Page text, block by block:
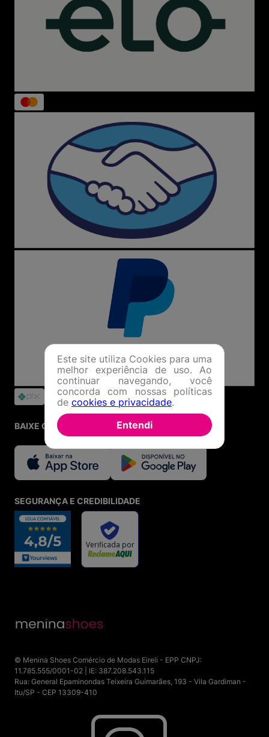
BAIXE O APP
SEGURANÇA E CREDIBILIDADE
© Menina Shoes Comércio de Modas Eireli - EPP CNPJ:
11.785.555/0001-02 | IE: 387.208.543.115
Rua: General Epaminondas Teixeira Guimarães, 193 - Vila Gardiman -
Itu/SP - CEP 13309-410
Este site utiliza Cookies para uma
melhor experiência de uso. Ao
continuar navegando, você
concorda com nossas políticas
de cookies e privacidade.
Entendi